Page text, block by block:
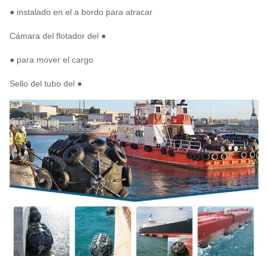
● instalado en el a bordo para atracar
Cámara del flotador del ●
● para mover el cargo
Sello del tubo del ●